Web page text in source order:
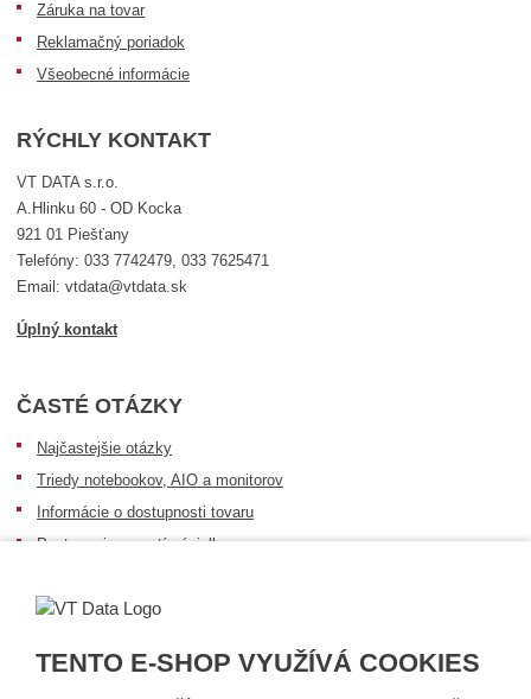
TENTO E-SHOP VYUŽÍVÁ COOKIES
Záruka na tovar
Reklamačný poriadok
Všeobecné informácie
RÝCHLY KONTAKT
VT DATA s.r.o.
A.Hlinku 60 - OD Kocka
921 01 Piešťany
Telefóny: 033 7742479, 033 7625471
Email: vtdata@vtdata.sk
Úplný kontakt
ČASTÉ OTÁZKY
Najčastejšie otázky
Triedy notebookov, AIO a monitorov
Informácie o dostupnosti tovaru
Postup pri prevzatí zásielky
Sledovanie zásielok